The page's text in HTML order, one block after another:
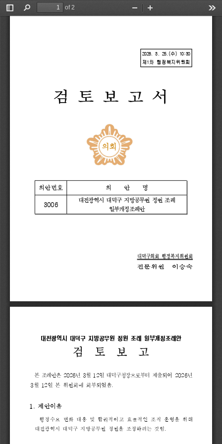
Toggle
Find
of 2
Zoom
2026. 3. 25.(수) 10:30
제 1차 행정복지위원회
검 토 보 고 서
의안번호 의 안 명
3006
대전광역시 대덕구 지방공무원 정원 조례
일부개정조례안
대덕구의회 행정복지위원회
전문위원
이승숙
의회
대전광역시 대덕구 지방공무원 정원 조례 일부개정조례안
검 토 보 고
본 조례안은 2026년 3월 12일 대덕구청장으로부터 제출되어 2026년
3월 12일 본 위원회에 회부되었음.
1. 제안이유
행정수요 변화 대응 및 합리적이고 효율적인 조직 운영을
위해
대전광역시
대덕구 지방공무원 정원을 조정하려는 것임